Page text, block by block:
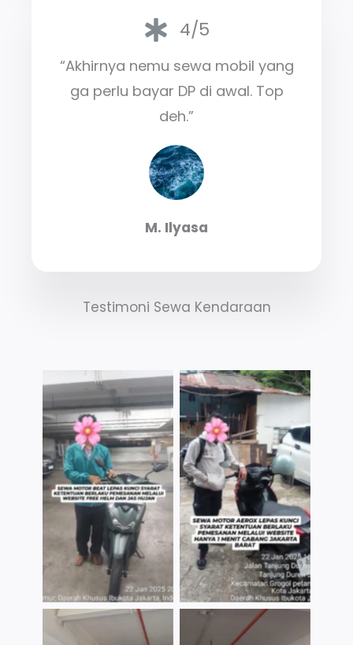
4/5
“Akhirnya nemu sewa mobil yang
ga perlu bayar DP di awal. Top
deh.”
M. Ilyasa
Testimoni Sewa Kendaraan
TNo Caption TNo Caption